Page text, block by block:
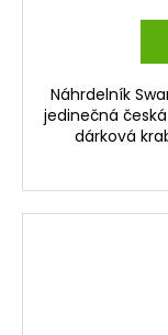
Náhrdelník
jedinečná
dárková